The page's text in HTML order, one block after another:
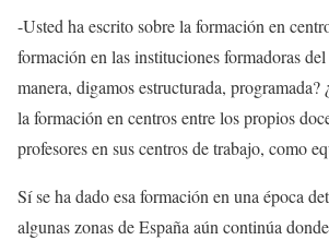
-Usted ha escrito sobre la formación en
formación en las instituciones formadoras
manera, digamos estructurada, programada?
la formación en centros entre los propios
profesores en sus centros de trabajo, como
Sí se ha dado esa formación en una época
algunas zonas de España aún continúa